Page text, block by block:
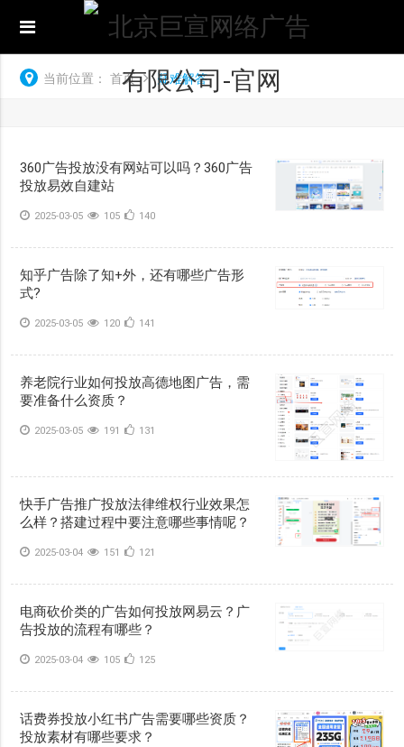
当前位置： 首页 疑难解答
360广告投放没有网站可以吗？360广告
投放易效自建站
2025-03-05 105 140
知乎广告除了知+外，还有哪些广告形
式?
2025-03-05 120 141
养老院行业如何投放高德地图广告，需
要准备什么资质？
2025-03-05 191 131
快手广告推广投放法律维权行业效果怎
么样？搭建过程中要注意哪些事情呢？
2025-03-04 151 121
电商砍价类的广告如何投放网易云？广
告投放的流程有哪些？
2025-03-04 105 125
话费券投放小红书广告需要哪些资质？
投放素材有哪些要求？